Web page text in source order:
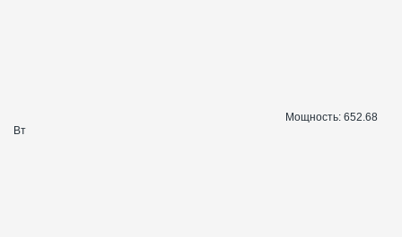
Мощность: 652.68
Вт